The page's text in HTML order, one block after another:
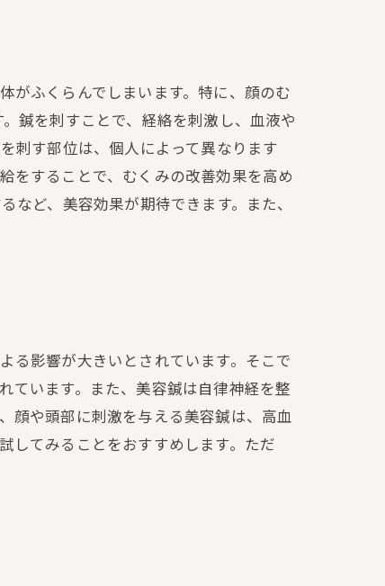
がふくらんでしまいます。特に、顔のむ
鍼を刺すことで、経絡を刺激し、血液や
刺す部位は、個人によって異なります
をすることで、むくみの改善効果を高め
ど、美容効果が期待できます。また、
る影響が大きいとされています。そこで
ています。また、美容鍼は自律神経を整
顔や頭部に刺激を与える美容鍼は、高血
してみることをおすすめします。ただ